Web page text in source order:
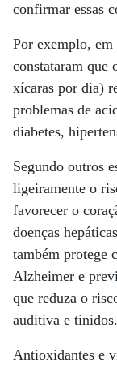
confirmar essas
Por exemplo, em
constataram que
xícaras por dia)
problemas de
diabetes,
Segundo outros
ligeiramente o
favorecer o
doenças
também protege
Alzheimer e
que reduza o
auditiva e tinidos.
Antioxidantes e